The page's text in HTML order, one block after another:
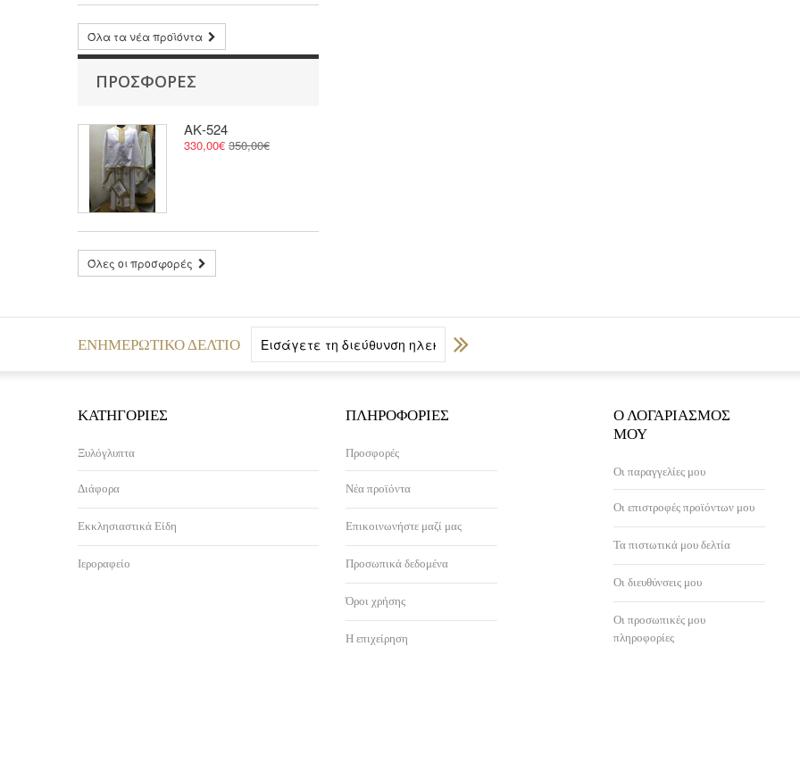
Όλα τα νέα προϊόντα
ΠΡΟΣΦΟΡΈΣ
ΑΚ-524
330,00€ 350,00€
Όλες οι προσφορές
ΕΝΗΜΕΡΩΤΙΚΌ ΔΕΛΤΊΟ
ΚΑΤΗΓΟΡΊΕΣ
Ξυλόγλυπτα
Διάφορα
Εκκλησιαστικά Είδη
Ιεροραφείο
ΠΛΗΡΟΦΟΡΊΕΣ
Προσφορές
Νέα προϊόντα
Επικοινωνήστε μαζί μας
Προσωπικά δεδομένα
Όροι χρήσης
Η επιχείρηση
Ο ΛΟΓΑΡΙΑΣΜΌΣ
ΜΟΥ
Οι παραγγελίες μου
Οι επιστροφές προϊόντων μου
Τα πιστωτικά μου δελτία
Οι διευθύνσεις μου
Οι προσωπικές μου
πληροφορίες